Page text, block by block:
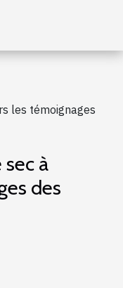
les témoignages
à
des